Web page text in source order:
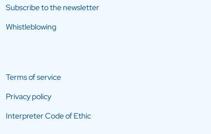
Subscribe to the newsletter
Whistleblowing
Terms of service
Privacy policy
Interpreter Code of Ethic